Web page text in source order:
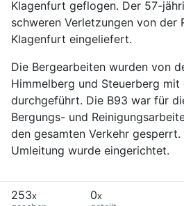
Klagenfurt geflogen. Der 57-
schweren Verletzungen von der
Klagenfurt eingeliefert.
Die Bergearbeiten wurden von
Himmelberg und Steuerberg
durchgeführt. Die B93 war für
Bergungs- und
den gesamten Verkehr
Umleitung wurde eingerichtet.
253x
0x